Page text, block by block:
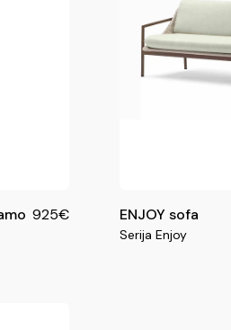
925€ ENJOY sofa
Serija Enjoy